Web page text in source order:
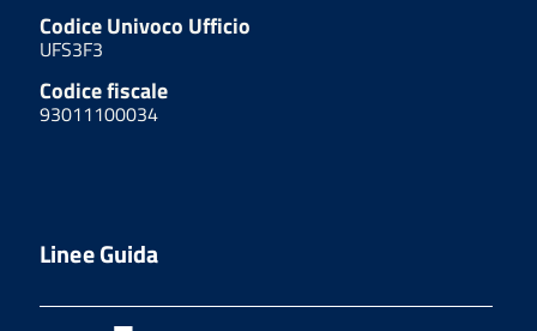
Codice Univoco Ufficio
UFS3F3
Codice fiscale
93011100034
Linee Guida